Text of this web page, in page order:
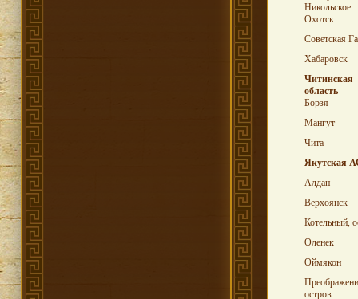
Никольское
Охотск
Советская
Хабаровск
Читинская
область
Борзя
Мангут
Чита
Якутская
Алдан
Верхоянск
Котельный,
Оленек
Оймякон
остров